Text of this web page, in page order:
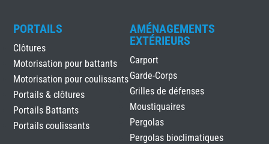
PORTAILS
Clôtures
Motorisation pour battants
Motorisation pour coulissants
Portails & clôtures
Portails Battants
Portails coulissants
AMÉNAGEMENTS
EXTÉRIEURS
Carport
Garde-Corps
Grilles de défenses
Moustiquaires
Pergolas
Pergolas bioclimatiques